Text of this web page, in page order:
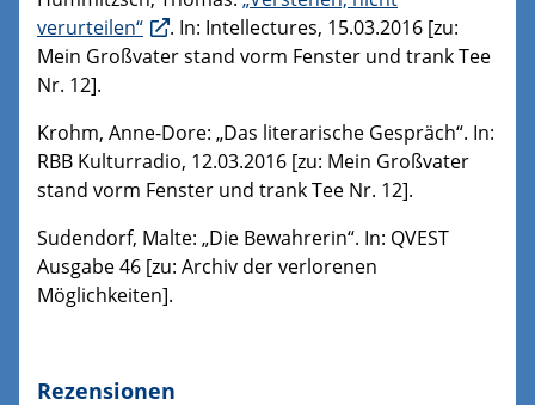
verurteilen“
. In: Intellectures, 15.03.2016 [zu:
Mein Großvater stand vorm Fenster und trank Tee
Nr. 12].
Krohm, Anne-Dore: „Das literarische Gespräch“. In:
RBB Kulturradio, 12.03.2016 [zu: Mein Großvater
stand vorm Fenster und trank Tee Nr. 12].
Sudendorf, Malte: „Die Bewahrerin“. In: QVEST
Ausgabe 46 [zu: Archiv der verlorenen
Möglichkeiten].
Rezensionen